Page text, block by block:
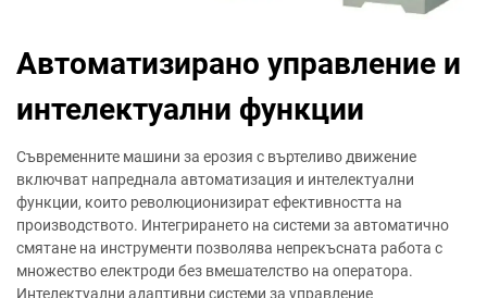
Автоматизирано управление и
интелектуални функции
Съвременните машини за ерозия с въртеливо движение
включват напреднала автоматизация и интелектуални
функции, които революционизират ефективността на
производството. Интегрирането на системи за автоматично
смятане на инструменти позволява непрекъсната работа с
множество електроди без вмешателство на оператора.
Интелектуални адаптивни системи за управление